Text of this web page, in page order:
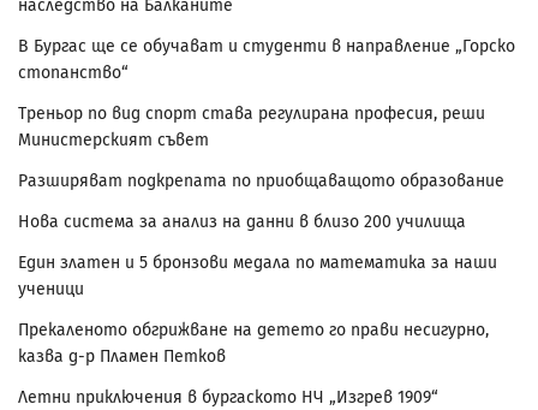
наследство на Балканите
В Бургас ще се обучават и студенти в направление „Горско
стопанство“
Треньор по вид спорт става регулирана професия, реши
Министерският съвет
Разширяват подкрепата по приобщаващото образование
Нова система за анализ на данни в близо 200 училища
Един златен и 5 бронзови медала по математика за наши
ученици
Прекаленото обгрижване на детето го прави несигурно,
казва д-р Пламен Петков
Летни приключения в бургаското НЧ „Изгрев 1909“